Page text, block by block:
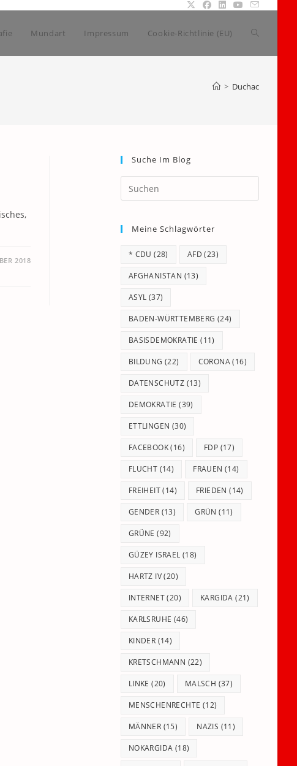
Mundart Impressum Cookie-Richtlinie (EU) Website-
> Duchac
2018
Suche Im Blog
Escape
Meine Schlagwörter
* CDU (28) AFD (23)
AFGHANISTAN (13)
ASYL (37)
BADEN-WÜRTTEMBERG (24)
BASISDEMOKRATIE (11)
BILDUNG (22) CORONA(16)
DATENSCHUTZ (13)
DEMOKRATIE (39)
ETTLINGEN (30)
FACEBOOK(16) FDP (17)
FLUCHT (14) FRAUEN (14)
FREIHEIT(14) FRIEDEN (14)
GENDER (13) GRÜN (11)
GRÜNE (92)
GÜZEY ISRAEL (18)
HARTZ IV(20)
INTERNET(20) KARGIDA (21)
KARLSRUHE (46)
KINDER (14)
KRETSCHMANN (22)
LINKE (20) MALSCH (37)
MENSCHENRECHTE (12)
MÄNNER (15) NAZIS (11)
NOKARGIDA (18)